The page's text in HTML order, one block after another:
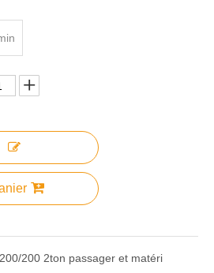
200 2ton passager et matéri